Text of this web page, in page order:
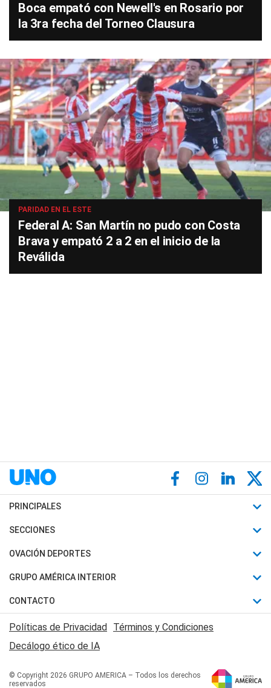
Boca empató con Newell's en Rosario por
la 3ra fecha del Torneo Clausura
PARIDAD EN EL ESTE
Federal A: San Martín no pudo con Costa
Brava y empató 2 a 2 en el inicio de la
Reválida
PRINCIPALES
Últimas Noticias
Política
Judiciales
Economia
SECCIONES
Horóscopo
Motores
Trucos caseros
Series y Películas
Edictos y Solicitadas
OVACIÓN DEPORTES
Fútbol
Mundial
Automovilismo
Rugby
Básquet
GRUPO AMÉRICA INTERIOR
Canal 7 en Vivo
San Juan 8
CONTACTO
Acerca de Nosotros
Contactanos
Políticas de Privacidad Términos y Condiciones
Decálogo ético de IA
© Copyright 2026 GRUPO AMERICA – Todos los derechos
reservados